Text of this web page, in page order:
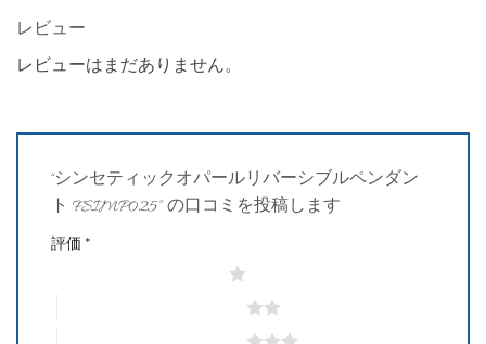
レビュー
レビューはまだありません。
“シンセティックオパールリバーシブルペンダン
ト FSIMP025” の口コミを投稿します
評価 *